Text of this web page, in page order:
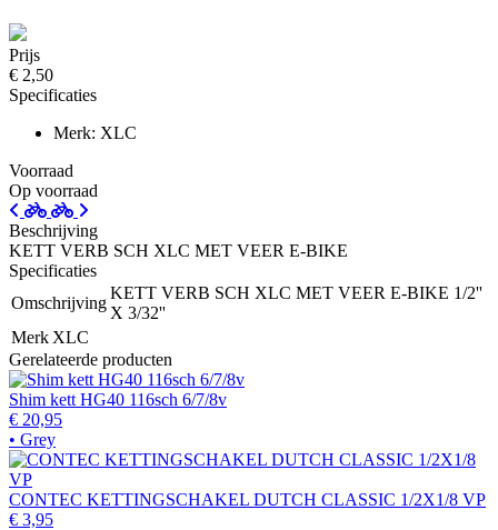
Prijs
€ 2,50
Specificaties
Merk: XLC
Voorraad
Op voorraad
Beschrijving
KETT VERB SCH XLC MET VEER E-BIKE
Specificaties
Omschrijving
KETT VERB SCH XLC MET VEER E-BIKE 1/2''
X 3/32''
Merk XLC
Gerelateerde producten
Shim kett HG40 116sch 6/7/8v
€ 20,95
• Grey
CONTEC KETTINGSCHAKEL DUTCH CLASSIC 1/2X1/8 VP
€ 3,95